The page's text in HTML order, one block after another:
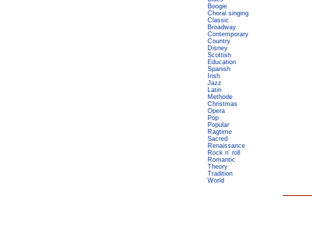
Boogie
Choral singing
Classic
Broadway
Contemporary
Country
Disney
Scottish
Education
Spanish
Irish
Jazz
Latin
Methode
Christmas
Opera
Pop
Popular
Ragtime
Sacred
Renaissance
Rock n' roll
Romantic
Theory
Tradition
World